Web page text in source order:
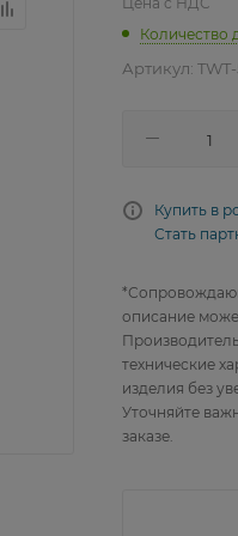
Количество
Артикул:
Купить в
Стать
описание
технические
изделия без
Уточняйте
заказе.